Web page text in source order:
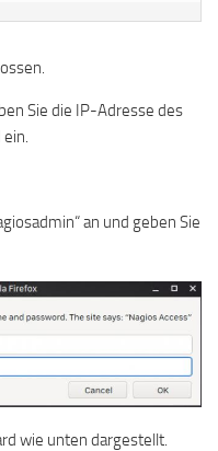
Sie die IP-Adresse des
an und geben Sie
wie unten dargestellt.